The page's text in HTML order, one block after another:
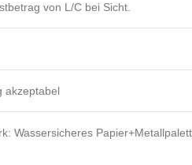
von L/C bei Sicht.
akzeptabel
Wassersicheres